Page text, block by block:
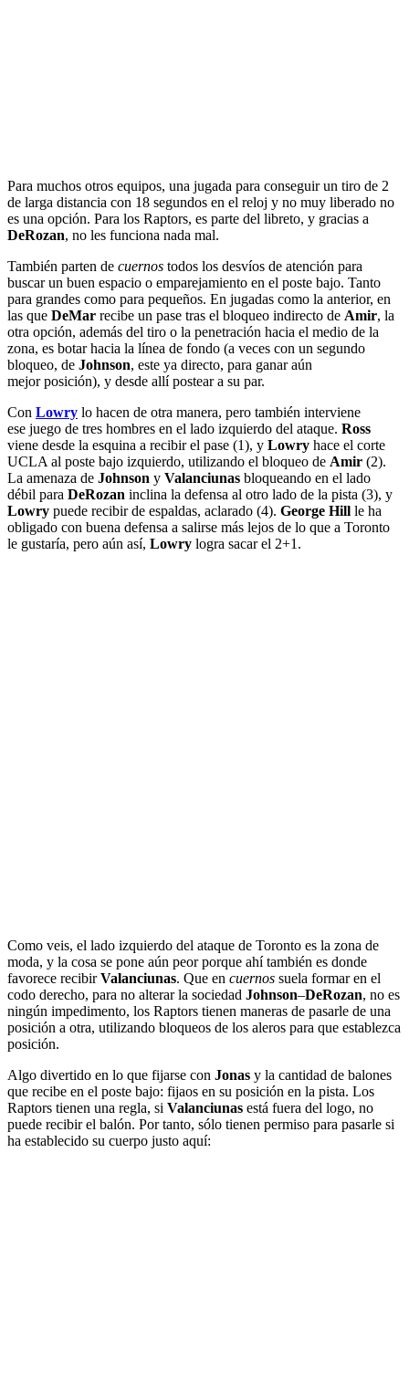
Para muchos otros equipos, una jugada para conseguir un tiro de 2
de larga distancia con 18 segundos en el reloj y no muy liberado no
es una opción. Para los Raptors, es parte del libreto, y gracias a
DeRozan, no les funciona nada mal.
También parten de cuernos todos los desvíos de atención para
buscar un buen espacio o emparejamiento en el poste bajo. Tanto
para grandes como para pequeños. En jugadas como la anterior, en
las que DeMar recibe un pase tras el bloqueo indirecto de Amir, la
otra opción, además del tiro o la penetración hacia el medio de la
zona, es botar hacia la línea de fondo (a veces con un segundo
bloqueo, de Johnson, este ya directo, para ganar aún
mejor posición), y desde allí postear a su par.
Con Lowry lo hacen de otra manera, pero también interviene
ese juego de tres hombres en el lado izquierdo del ataque. Ross
viene desde la esquina a recibir el pase (1), y Lowry hace el corte
UCLA al poste bajo izquierdo, utilizando el bloqueo de Amir (2).
La amenaza de Johnson y Valanciunas bloqueando en el lado
débil para DeRozan inclina la defensa al otro lado de la pista (3), y
Lowry puede recibir de espaldas, aclarado (4). George Hill le ha
obligado con buena defensa a salirse más lejos de lo que a Toronto
le gustaría, pero aún así, Lowry logra sacar el 2+1.
Como veis, el lado izquierdo del ataque de Toronto es la zona de
moda, y la cosa se pone aún peor porque ahí también es donde
favorece recibirValanciunas. Que en cuernos suela formar en el
codo derecho, para no alterar la sociedad Johnson–DeRozan, no es
ningún impedimento, los Raptors tienen maneras de pasarle de una
posición a otra, utilizando bloqueos de los aleros para que establezca
posición.
Algo divertido en lo que fijarse con Jonas y la cantidad de balones
que recibe en el poste bajo: fijaos en su posición en la pista. Los
Raptors tienen una regla, si Valanciunas está fuera del logo, no
puede recibir el balón. Por tanto, sólo tienen permiso para pasarle si
ha establecido su cuerpo justo aquí: